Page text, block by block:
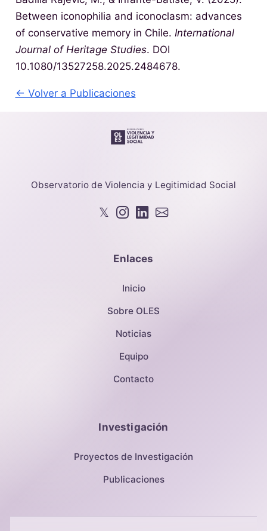
Between iconophilia and iconoclasm: advances
of conservative memory in Chile. International
Journal of Heritage Studies. DOI
10.1080/13527258.2025.2484678.
← Volver a Publicaciones
Observatorio de Violencia y Legitimidad Social
𝕏
Enlaces
Inicio
Sobre OLES
Noticias
Equipo
Contacto
Investigación
Proyectos de Investigación
Publicaciones